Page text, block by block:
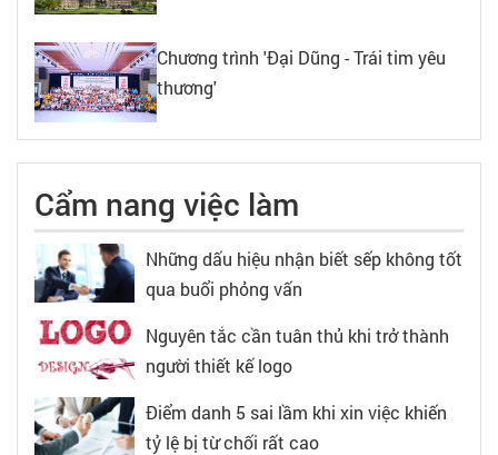
Chương trình 'Đại Dũng - Trái tim yêu
thương'
Cẩm nang việc làm
Những dấu hiệu nhận biết sếp không tốt
qua buổi phỏng vấn
Nguyên tắc cần tuân thủ khi trở thành
người thiết kế logo
Điểm danh 5 sai lầm khi xin việc khiến
tỷ lệ bị từ chối rất cao